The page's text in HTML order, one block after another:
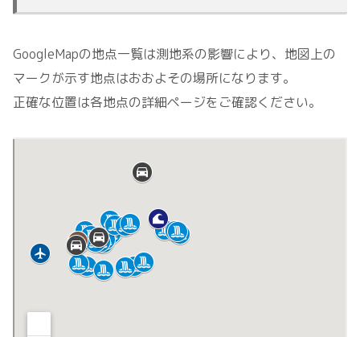
GoogleMapの地点一覧は測地系の影響により、地図上の
マークが示す地点はおおよその場所になります。
正確な位置は各地点の詳細ページをご確認ください。